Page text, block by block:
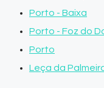
Porto - Baixa
Porto - Foz do
Porto
Leça da